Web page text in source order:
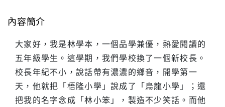
內容簡介
大家好，我是林學本，一個品學兼優，熱愛閱讀的
五年級學生。這學期，我們學校換了一個新校長。
校長年紀不小，說話帶有濃濃的鄉音，開學第一
天，他就把「梧隆小學」說成了「烏龍小學」；還
把我的名字念成「林小笨」，製造不少笑話。而他